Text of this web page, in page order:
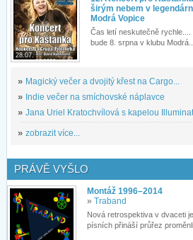
28.07.
širým nebem v
Modrá Vopice
Čas letí neskutečně rychle....
bude 8. srpna v klubu Modrá...
» Magický večer a dvojitý křest na Cargo...
» Indie večer na smíchovské náplavce
» Jana Uriel Kratochvílová s kapelou
» zobrazit více...
PRÁVĚ VYŠLO
Montáž 1996–2014
» Traband
Nová retrospektiva v dvaceti
písních přináší průřez